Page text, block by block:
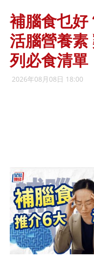
補腦食乜好
活腦營養素
列必食清單
2026年08月08日 18:00